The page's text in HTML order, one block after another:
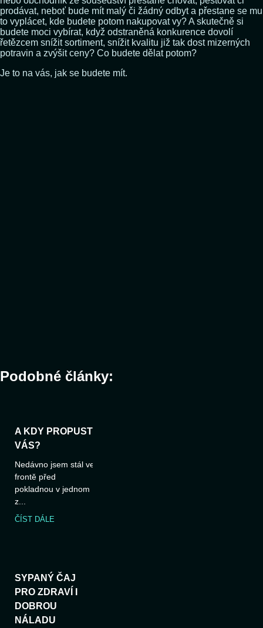
prodávat, neboť bude mít malý či žádný odbyt a přestane se mu
to vyplácet, kde budete potom nakupovat vy? A skutečně si
budete moci vybírat, když odstraněná konkurence dovolí
řetězcem snížit sortiment, snížit kvalitu již tak dost mizerných
potravin a zvýšit ceny? Co budete dělat potom?
Je to na vás, jak se budete mít.
Podobné články:
A KDY PROPUSTÍ
VÁS?
Nedávno jsem stál ve
frontě před
pokladnou v jednom
z...
ČÍST DÁLE
SYPANÝ ČAJ
PRO ZDRAVÍ I
DOBROU
NÁLADU